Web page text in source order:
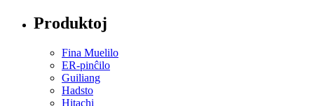
Produktoj
Fina Muelilo
ER-pinĉilo
Guiliang
Hadsto
Hitachi